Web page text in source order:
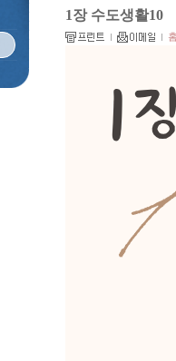
1장 수도생활10